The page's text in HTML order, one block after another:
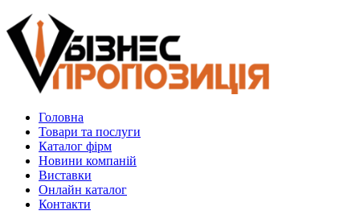
Головна
Товари та послуги
Каталог фірм
Новини компаній
Виставки
Онлайн каталог
Контакти